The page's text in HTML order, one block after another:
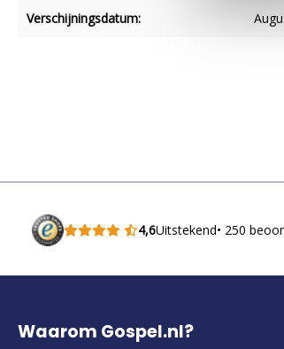
Verschijningsdatum:
4,6Uitstekend• 250
Waarom Gospel.nl?